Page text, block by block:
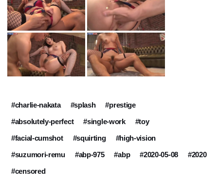
#charlie-nakata #splash
#prestige
#absolutely-perfect
#single-work
#toy
#facial-cumshot
#squirting
#high-vision
#suzumori-remu
#abp-975 #abp #2020-05-08
#2020
#censored